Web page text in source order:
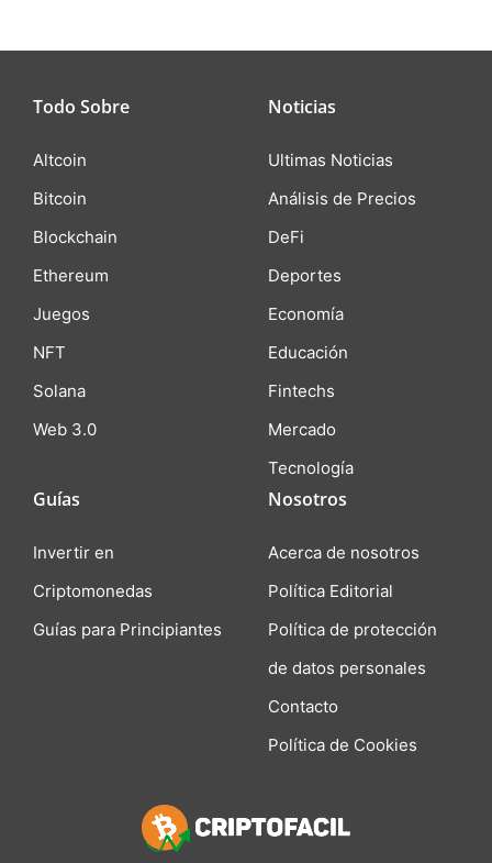
Todo Sobre
Altcoin
Bitcoin
Blockchain
Ethereum
Juegos
NFT
Solana
Web 3.0
Noticias
Ultimas Noticias
Análisis de Precios
DeFi
Deportes
Economía
Educación
Fintechs
Mercado
Tecnología
Guías
Invertir en
Criptomonedas
Guías para Principiantes
Nosotros
Acerca de nosotros
Política Editorial
Política de protección
de datos personales
Contacto
Política de Cookies